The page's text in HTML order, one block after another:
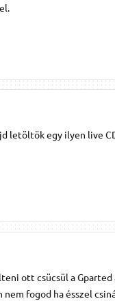
letöltök egy ilyen live
ott csücsül a
fogod ha ésszel